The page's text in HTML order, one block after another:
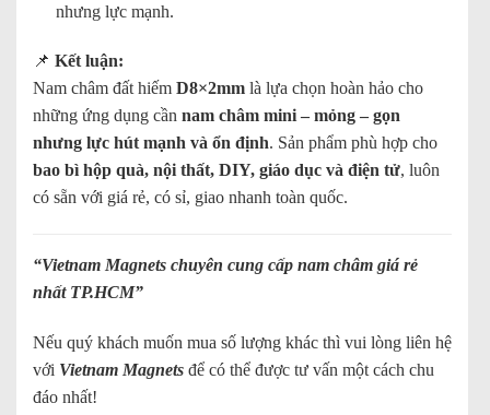
nhưng lực mạnh.
📌 Kết luận:
Nam châm đất hiếm D8×2mm là lựa chọn hoàn hảo cho
những ứng dụng cần nam châm mini – mỏng – gọn
nhưng lực hút mạnh và ổn định. Sản phẩm phù hợp cho
bao bì hộp quà, nội thất, DIY, giáo dục và điện tử, luôn
có sẵn với giá rẻ, có sỉ, giao nhanh toàn quốc.
“Vietnam Magnets chuyên cung cấp nam châm giá rẻ
nhất TP.HCM”
Nếu quý khách muốn mua số lượng khác thì vui lòng liên hệ
với Vietnam Magnets để có thể được tư vấn một cách chu
đáo nhất!